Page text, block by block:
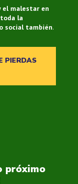
el malestar en
toda la
social también.
PIERDAS
próximo